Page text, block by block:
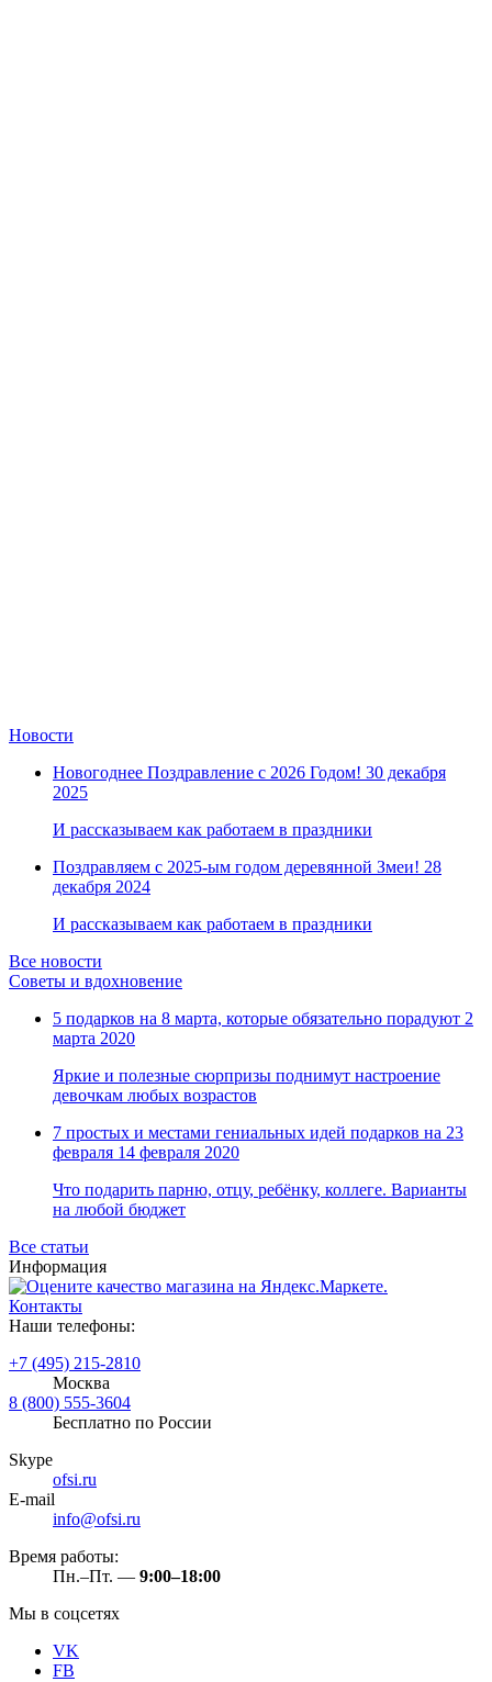
Новости
Новогоднее Поздравление с 2026 Годом! 30 декабря
2025
И рассказываем как работаем в праздники
Поздравляем с 2025-ым годом деревянной Змеи! 28
декабря 2024
И рассказываем как работаем в праздники
Все новости
Советы и вдохновение
5 подарков на 8 марта, которые обязательно порадуют 2
марта 2020
Яркие и полезные сюрпризы поднимут настроение
девочкам любых возрастов
7 простых и местами гениальных идей подарков на 23
февраля 14 февраля 2020
Что подарить парню, отцу, ребёнку, коллеге. Варианты
на любой бюджет
Все статьи
Информация
Контакты
Наши телефоны:
+7 (495) 215-2810
Москва
8 (800) 555-3604
Бесплатно по России
Skype
ofsi.ru
E-mail
info@ofsi.ru
Время работы:
Пн.–Пт. — 9:00–18:00
Мы в соцсетях
VK
FB